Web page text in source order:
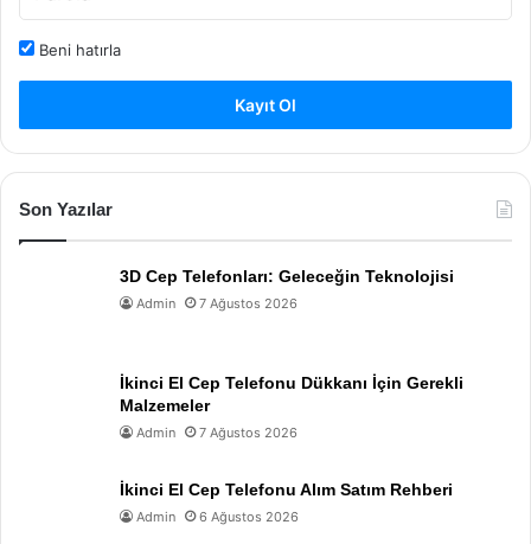
Beni hatırla
Kayıt Ol
Son Yazılar
3D Cep Telefonları: Geleceğin Teknolojisi
Admin 7 Ağustos 2026
İkinci El Cep Telefonu Dükkanı İçin Gerekli
Malzemeler
Admin 7 Ağustos 2026
İkinci El Cep Telefonu Alım Satım Rehberi
Admin 6 Ağustos 2026